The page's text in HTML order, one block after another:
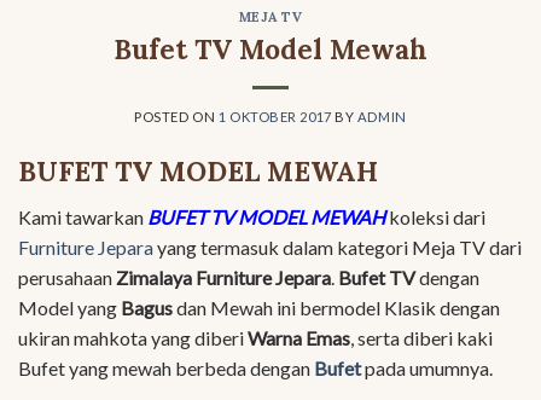
MEJA TV
Bufet TV Model Mewah
POSTED ON 1 OKTOBER 2017 BY ADMIN
BUFET TV MODEL MEWAH
Kami tawarkan BUFET TV MODEL MEWAHkoleksi dari
Furniture Jeparayang termasuk dalam kategori Meja TV dari
perusahaan Zimalaya Furniture Jepara. Bufet TVdengan
Model yang Bagusdan Mewah ini bermodel Klasik dengan
ukiran mahkota yang diberiWarna Emas, serta diberi kaki
Bufet yang mewah berbeda dengan Bufetpada umumnya.